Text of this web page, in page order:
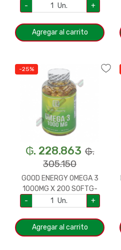
-328909
- Un. +
Agregar al carrito
-25%
₲. 228.863 ₲.
305.150
GOOD ENERGY OMEGA 3
1000MG X 200 SOFTG-
328893
- Un. +
Agregar al carrito